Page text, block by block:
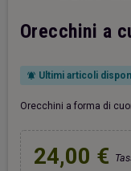
Orecchini a
notifications_active Ultimi articoli
Orecchini a forma di
24,00 €